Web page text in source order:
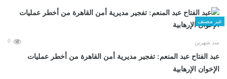
غير مصنف
منذ شهرين 0
عبد الفتاح عبد المنعم: تفجير مديرية أمن القاهرة من أخطر عمليات
الإخوان الإرهابية